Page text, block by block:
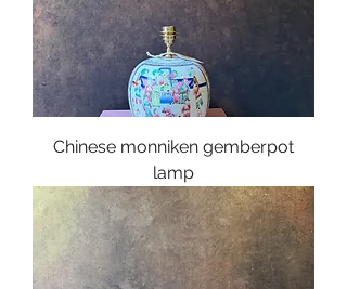
Chinese monniken gemberpot
lamp